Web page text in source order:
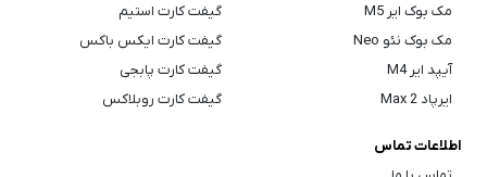
مک بوک ایر M5
مک بوک نئو Neo
آیپد ایر M4
ایرپاد Max 2
گیفت کارت استیم
گیفت کارت ایکس باکس
گیفت کارت پابجی
گیفت کارت روبلاکس
اطلاعات تماس